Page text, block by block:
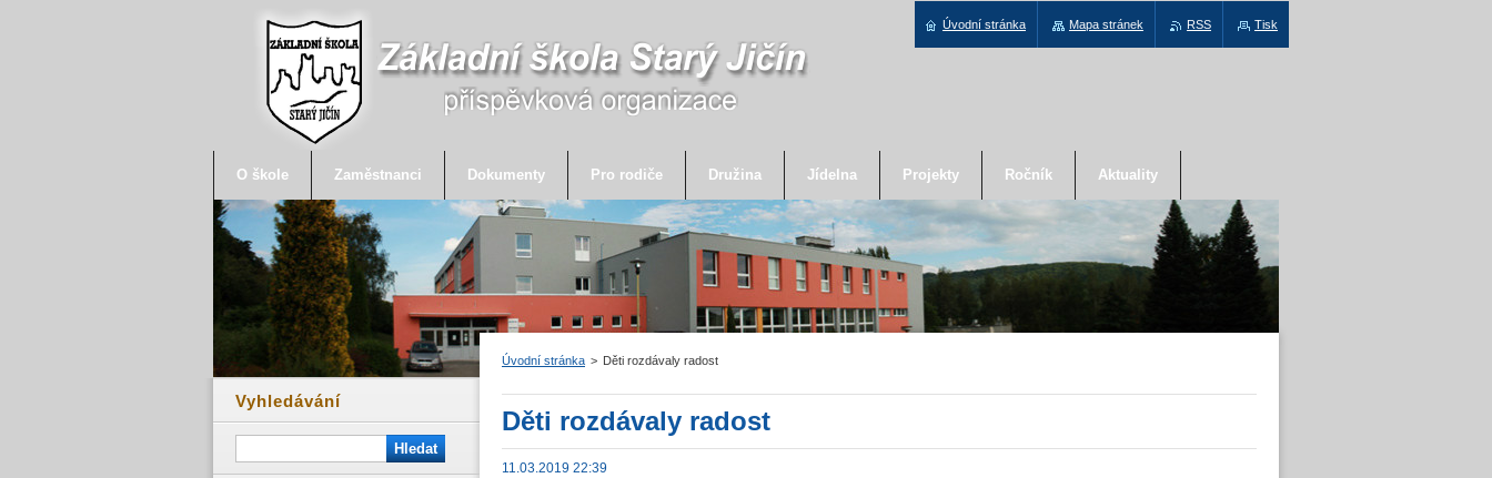
Úvodní stránka > Děti rozdávaly radost
Děti rozdávaly radost
11.03.2019 22:39
Vyhledávání
O škole Zaměstnanci Dokumenty Pro rodiče Družina Jídelna Projekty Ročník Aktuality
Úvodní stránka Mapa stránek RSS Tisk